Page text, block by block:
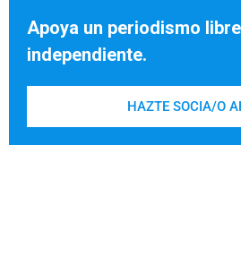
Apoya un periodismo
independiente.
HAZTE SOCIA/O